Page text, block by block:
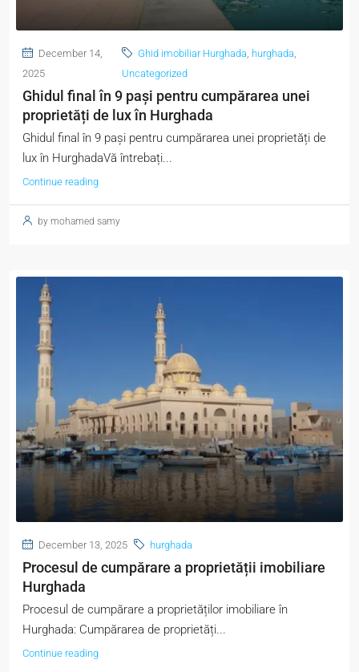
December 14,
2025
Ghid imobiliar Hurghada, hurghada,
Uncategorized
Ghidul final în 9 pași pentru cumpărarea unei
proprietăți de lux în Hurghada
Ghidul final în 9 pași pentru cumpărarea unei proprietăți de
lux în HurghadaVă întrebați...
Continue reading
by mohamed samy
December 13, 2025 hurghada
Procesul de cumpărare a proprietății imobiliare
Hurghada
Procesul de cumpărare a proprietăților imobiliare în
Hurghada: Cumpărarea de proprietăți...
Continue reading